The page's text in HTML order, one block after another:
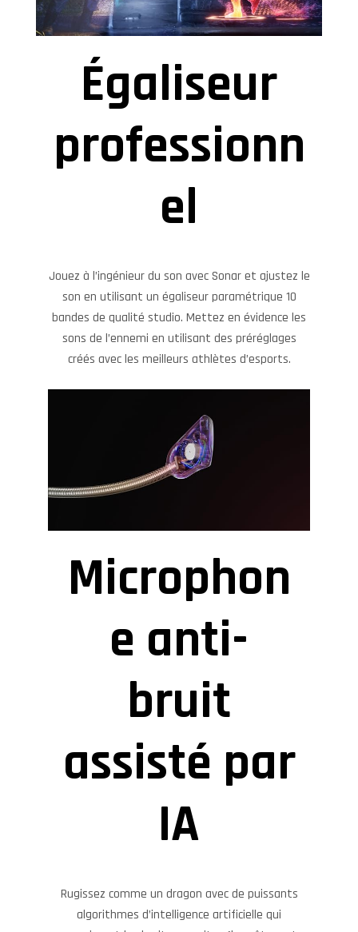
Égaliseur
professionn
el
Jouez à l’ingénieur du son avec Sonar et ajustez le
son en utilisant un égaliseur paramétrique 10
bandes de qualité studio. Mettez en évidence les
sons de l’ennemi en utilisant des préréglages
créés avec les meilleurs athlètes d’esports.
Microphon
e anti-
bruit
assisté par
IA
Rugissez comme un dragon avec de puissants
algorithmes d’intelligence artificielle qui